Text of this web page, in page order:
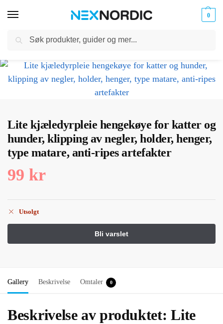
0
til
Kabler
Lite kjæledyrpleie hengekøye for katter og
hunder, klipping av negler, holder, henger,
type matare, anti-ripes artefakter
99 kr
Utsolgt
Gallery Beskrivelse Omtaler 0
Beskrivelse av produktet: Lite